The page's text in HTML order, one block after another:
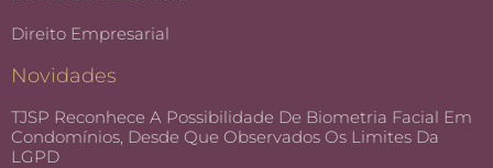
Direito Empresarial
Novidades
TJSP Reconhece A Possibilidade De Biometria Facial Em
Condomínios, Desde Que Observados Os Limites Da
LGPD